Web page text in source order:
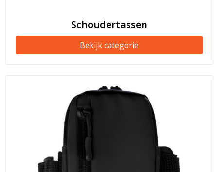
Schoudertassen
Bekijk categorie